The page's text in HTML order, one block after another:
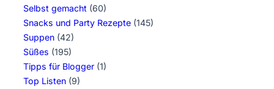
Selbst gemacht (60)
Snacks und Party Rezepte (145)
Suppen (42)
Süßes (195)
Tipps für Blogger (1)
Top Listen (9)